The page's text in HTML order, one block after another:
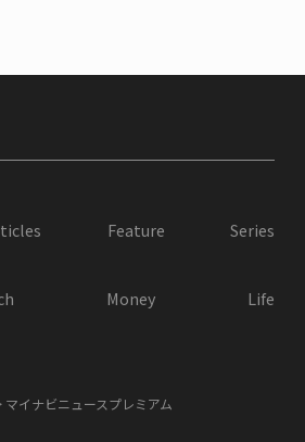
Feature Series
Money Life
マイナビニュースプレミアム